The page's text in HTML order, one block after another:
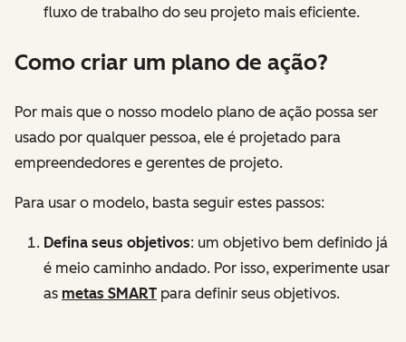
fluxo de trabalho do seu projeto mais eficiente.
Como criar um plano de ação?
Por mais que o nosso modelo plano de ação possa ser
usado por qualquer pessoa, ele é projetado para
empreendedores e gerentes de projeto.
Para usar o modelo, basta seguir estes passos:
Defina seus objetivos: um objetivo bem definido já
é meio caminho andado. Por isso, experimente usar
as metas SMART para definir seus objetivos.